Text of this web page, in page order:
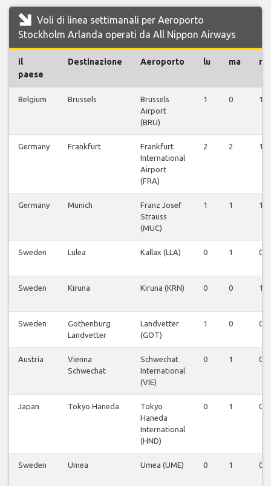
Voli di linea settimanali per Aeroporto
Stockholm Arlanda operati da All Nippon Airways
il
paese
Destinazione Aeroporto lu ma me
Belgium Brussels
Brussels
Airport
(BRU)
1 0 1
Germany Frankfurt
Frankfurt
International
Airport
(FRA)
2 2 1
Germany Munich
Franz Josef
Strauss
(MUC)
1 1 1
Sweden Lulea Kallax (LLA) 0 1 0
Sweden Kiruna Kiruna (KRN) 0 0 1
Sweden
Gothenburg
Landvetter
Landvetter
(GOT)
1 0 0
Austria
Vienna
Schwechat
Schwechat
International
(VIE)
0 1 0
Japan Tokyo Haneda
Tokyo
Haneda
International
(HND)
0 1 0
Sweden Umea Umea (UME) 0 1 0